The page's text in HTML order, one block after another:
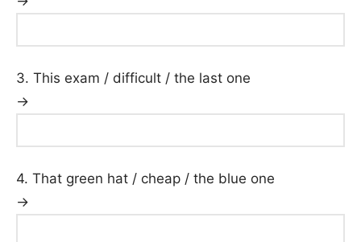
3. This exam / difficult / the last one
→
4. That green hat / cheap / the blue one
→